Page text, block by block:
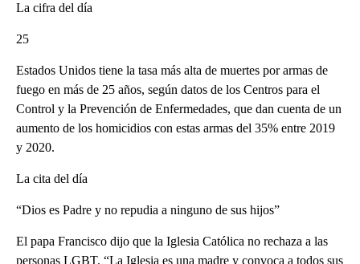
La cifra del día
25
Estados Unidos tiene la tasa más alta de muertes por armas de
fuego en más de 25 años, según datos de los Centros para el
Control y la Prevención de Enfermedades, que dan cuenta de un
aumento de los homicidios con estas armas del 35% entre 2019
y 2020.
La cita del día
“Dios es Padre y no repudia a ninguno de sus hijos”
El papa Francisco dijo que la Iglesia Católica no rechaza a las
personas LGBT. “La Iglesia es una madre y convoca a todos sus